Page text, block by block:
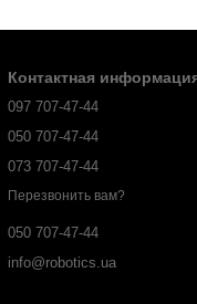
Контактная
097 707-47-44
050 707-47-44
073 707-47-44
Перезвонить вам?
050 707-47-44
info@robotics.ua